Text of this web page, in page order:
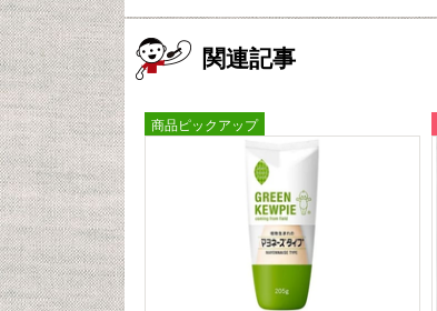
関連記事
商品ピックアップ